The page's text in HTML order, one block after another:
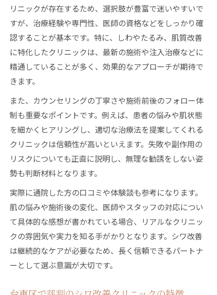
リニックが存在するため、選択肢が豊富で迷いやすいで
すが、治療経験や専門性、医師の資格などをしっかり確
認することが基本です。特に、しわやたるみ、肌質改善
に特化したクリニックは、最新の施術や注入治療などに
精通していることが多く、効果的なアプローチが期待で
きます。
また、カウンセリングの丁寧さや施術前後のフォロー体
制も重要なポイントです。例えば、患者の悩みや肌状態
を細かくヒアリングし、適切な治療法を提案してくれる
クリニックは信頼性が高いといえます。失敗や副作用の
リスクについても正直に説明し、無理な勧誘をしない姿
勢も判断材料となります。
実際に通院した方の口コミや体験談も参考になります。
肌の悩みや施術後の変化、医師やスタッフの対応につい
て具体的な感想が書かれている場合、リアルなクリニッ
クの雰囲気や実力を知る手がかりとなります。シワ改善
は継続的なケアが必要なため、長く信頼できるパートナ
ーとして選ぶ意識が大切です。